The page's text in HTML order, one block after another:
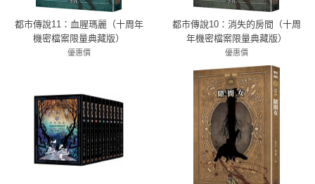
都市傳說11：血腥瑪麗（十周年
機密檔案限量典藏版）
優惠價
都市傳說10：消失的房間（十周
年機密檔案限量典藏版）
優惠價
79折 277元